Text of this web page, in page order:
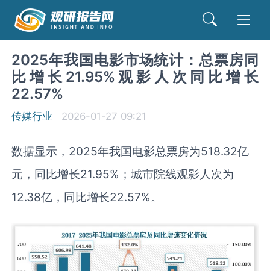
2025年我国电影市场统计：总票房同
比增长21.95%观影人次同比增长
22.57%
传媒行业 2026-01-27 09:21
数据显示，2025年我国电影总票房为518.32亿
元，同比增长21.95%；城市院线观影人次为
12.38亿，同比增长22.57%。